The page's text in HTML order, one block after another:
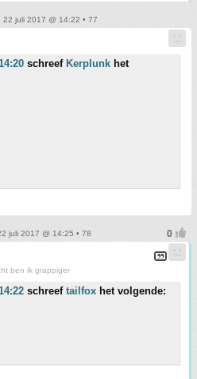
22 juli 2017 @ 14:22 • 77
schreef Kerplunk het
juli 2017 @ 14:25 • 78
ben ik grappiger
schreef tailfox het volgende: